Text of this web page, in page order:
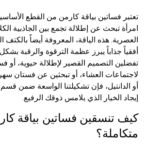
تعتبر فساتين بياقة كارمن من القطع
امرأة تبحث عن إطلالة تجمع بين الجاذبية
العصرية. هذه الياقة، المعروفة أيضاً
أفقياً جذاباً يبرز عظمة الترقوة والرقبة
تفضلين التصميم القصير لإطلالة حيوية، أو
لاجتماعات العشاء، أو تبحثين عن فستان
أو الدانتيل، فإن تشكيلتنا الواسعة ضمن قسم
إيجاد الخيار الذي يلامس ذوقك الرفيع.
كيف تنسقين فساتين بياقة
متكاملة؟